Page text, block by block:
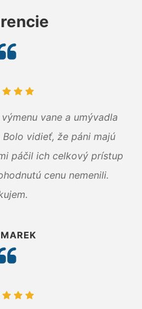
vane a umývadla
vidieť, že páni majú
páčil ich celkový prístup
cenu nemenili.